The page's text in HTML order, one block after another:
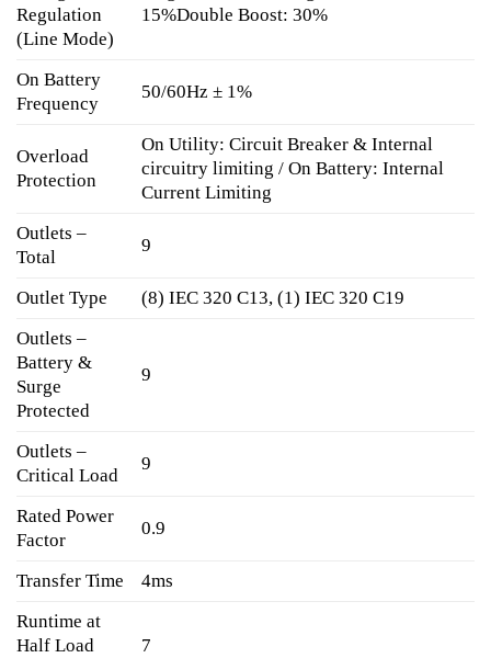
Regulation
(Line Mode)
15%Double Boost: 30%
On Battery
Frequency
50/60Hz ± 1%
Overload
Protection
On Utility: Circuit Breaker & Internal
circuitry limiting / On Battery: Internal
Current Limiting
Outlets –
Total
9
Outlet Type
(8) IEC 320 C13, (1) IEC 320 C19
Outlets –
Battery &
Surge
Protected
9
Outlets –
Critical Load
9
Rated Power
Factor
0.9
Transfer Time
4ms
Runtime at
Half Load
7